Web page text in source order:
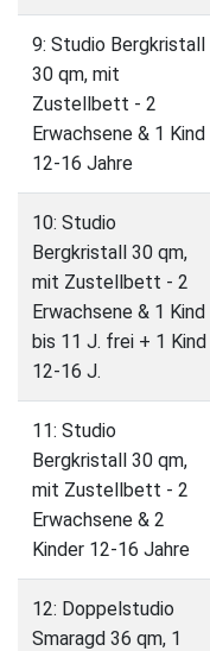
9: Studio Bergkristall
30 qm, mit
Zustellbett - 2
Erwachsene & 1 Kind
12-16 Jahre
10: Studio
Bergkristall 30 qm,
mit Zustellbett - 2
Erwachsene & 1 Kind
bis 11 J. frei + 1 Kind
12-16 J.
11: Studio
Bergkristall 30 qm,
mit Zustellbett - 2
Erwachsene & 2
Kinder 12-16 Jahre
12: Doppelstudio
Smaragd 36 qm, 1